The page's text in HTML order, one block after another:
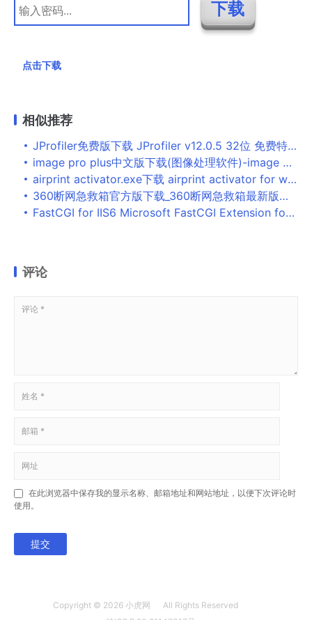
点击下载
相似推荐
JProfiler免费版下载 JProfiler v12.0.5 32位 免费特别版(附注册码+安装教程)
image pro plus中文版下载(图像处理软件)-image pro plus中文破解版v6.0 最新版本下载
airprint activator.exe下载 airprint activator for windows v1.0 英文免费绿色版
360断网急救箱官方版下载_360断网急救箱最新版下载
FastCGI for IIS6 Microsoft FastCGI Extension for IIS6.0 and 5.1 iis下fastcgi安装php必备
评论
在此浏览器中保存我的显示名称、邮箱地址和网站地址，以便下次评论时
使用。
提交
Copyright © 2026 小虎网
All Rights Reserved